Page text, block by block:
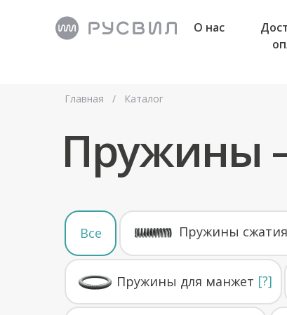
О нас
Пружины
Главная Каталог
/
Все Пружины сжатия
Пружины для манжет [?]